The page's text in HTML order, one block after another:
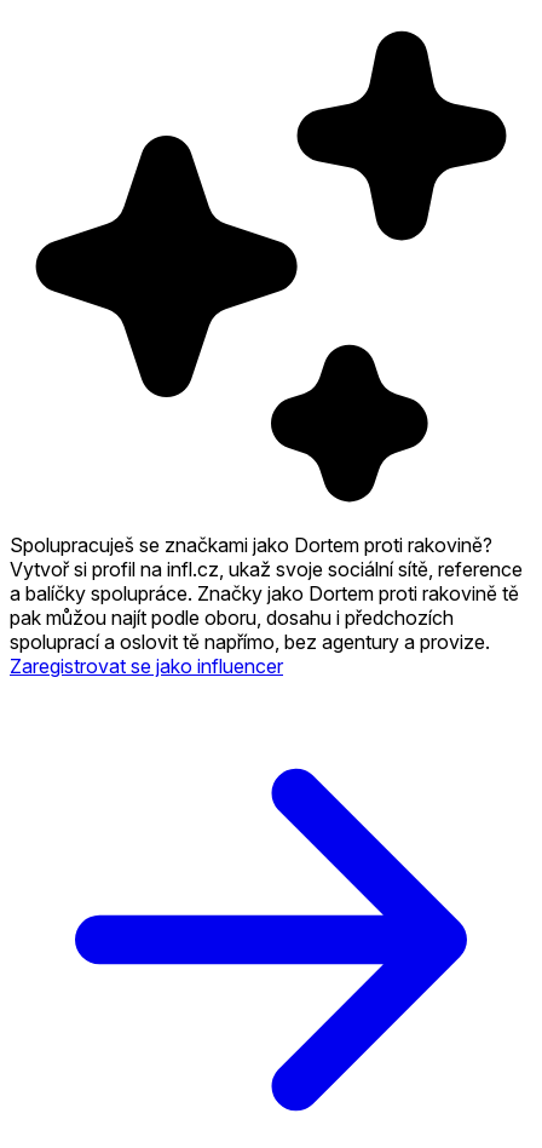
Spolupracuješ se značkami jako Dortem proti rakovině?
Vytvoř si profil na infl.cz, ukaž svoje sociální sítě, reference
a balíčky spolupráce. Značky jako Dortem proti rakovině tě
pak můžou najít podle oboru, dosahu i předchozích
spoluprací a oslovit tě napřímo, bez agentury a provize.
Zaregistrovat se jako influencer